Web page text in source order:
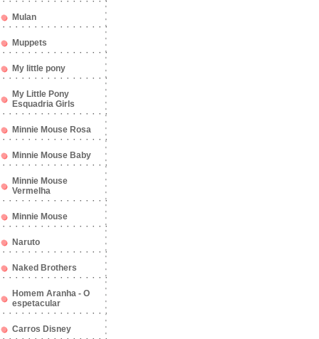
Mulan
Muppets
My little pony
My Little Pony
Esquadria Girls
Minnie Mouse Rosa
Minnie Mouse Baby
Minnie Mouse
Vermelha
Minnie Mouse
Naruto
Naked Brothers
Homem Aranha - O
espetacular
Carros Disney